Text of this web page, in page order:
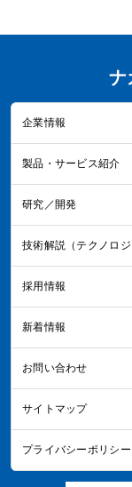
ナ
企業情報
製品・サービス紹介
研究／開発
技術解説（テクノロジ
採用情報
新着情報
お問い合わせ
サイトマップ
プライバシーポリシー